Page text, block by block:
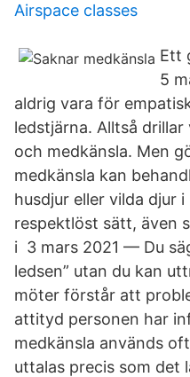
Airspace classes
Ett
5
aldrig vara för
ledstjärna. Alltså
och medkänsla. Men
medkänsla kan
husdjur eller vilda djur
respektlöst sätt, även
i 3 mars 2021 — Du
ledsen” utan du kan
möter förstår att
attityd personen har
medkänsla används
uttalas precis som det